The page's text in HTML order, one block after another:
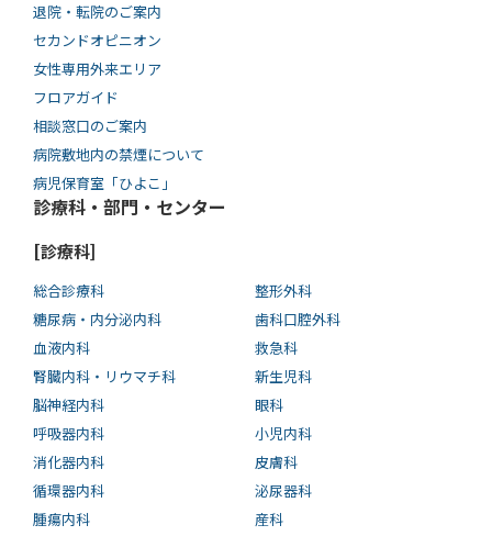
退院・転院のご案内
セカンドオピニオン
女性専用外来エリア
フロアガイド
相談窓口のご案内
病院敷地内の禁煙について
病児保育室「ひよこ」
診療科・部門・センター
[診療科]
総合診療科
糖尿病・内分泌内科
血液内科
腎臓内科・リウマチ科
脳神経内科
呼吸器内科
消化器内科
循環器内科
腫瘍内科
整形外科
歯科口腔外科
救急科
新生児科
眼科
小児内科
皮膚科
泌尿器科
産科